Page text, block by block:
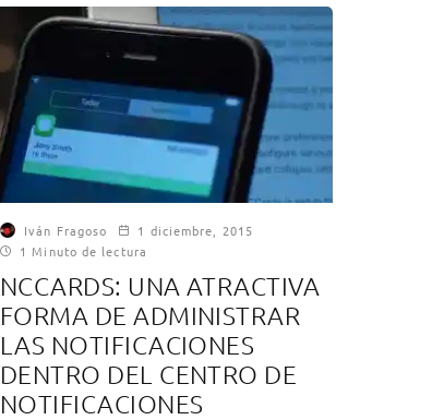
Iván Fragoso
1 diciembre, 2015
1 Minuto de lectura
NCCARDS: UNA ATRACTIVA
FORMA DE ADMINISTRAR
LAS NOTIFICACIONES
DENTRO DEL CENTRO DE
NOTIFICACIONES